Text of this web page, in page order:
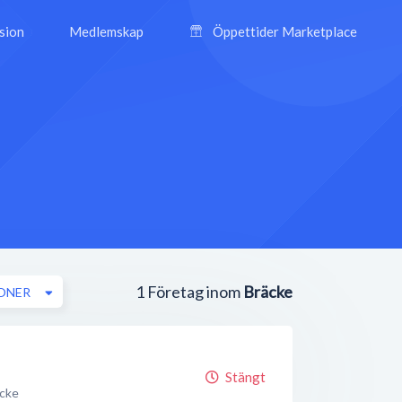
Medlemskap Öppettider Marketplace
1 Företag inom Bräcke
Stängt